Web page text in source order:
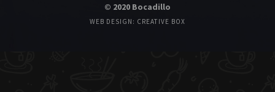
© 2020 Bocadillo
WEB DESIGN: CREATIVE BOX